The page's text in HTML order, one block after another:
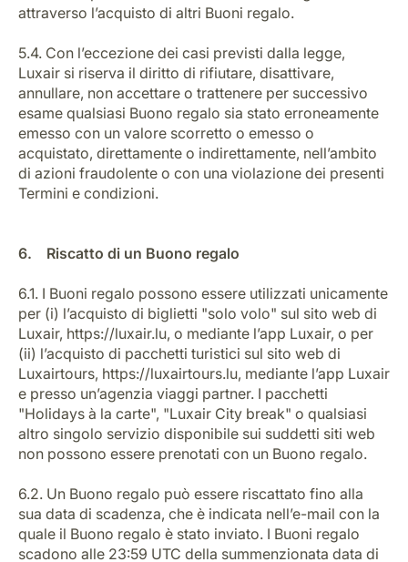
attraverso l’acquisto di altri Buoni regalo.
5.4. Con l’eccezione dei casi previsti dalla legge,
Luxair si riserva il diritto di rifiutare, disattivare,
annullare, non accettare o trattenere per successivo
esame qualsiasi Buono regalo sia stato erroneamente
emesso con un valore scorretto o emesso o
acquistato, direttamente o indirettamente, nell’ambito
di azioni fraudolente o con una violazione dei presenti
Termini e condizioni.
6. Riscatto di un Buono regalo
6.1. I Buoni regalo possono essere utilizzati unicamente
per (i) l’acquisto di biglietti "solo volo" sul sito web di
Luxair, https://luxair.lu, o mediante l’app Luxair, o per
(ii) l’acquisto di pacchetti turistici sul sito web di
Luxairtours, https://luxairtours.lu, mediante l’app Luxair
e presso un’agenzia viaggi partner. I pacchetti
"Holidays à la carte", "Luxair City break" o qualsiasi
altro singolo servizio disponibile sui suddetti siti web
non possono essere prenotati con un Buono regalo.
6.2. Un Buono regalo può essere riscattato fino alla
sua data di scadenza, che è indicata nell’e-mail con la
quale il Buono regalo è stato inviato. I Buoni regalo
scadono alle 23:59 UTC della summenzionata data di